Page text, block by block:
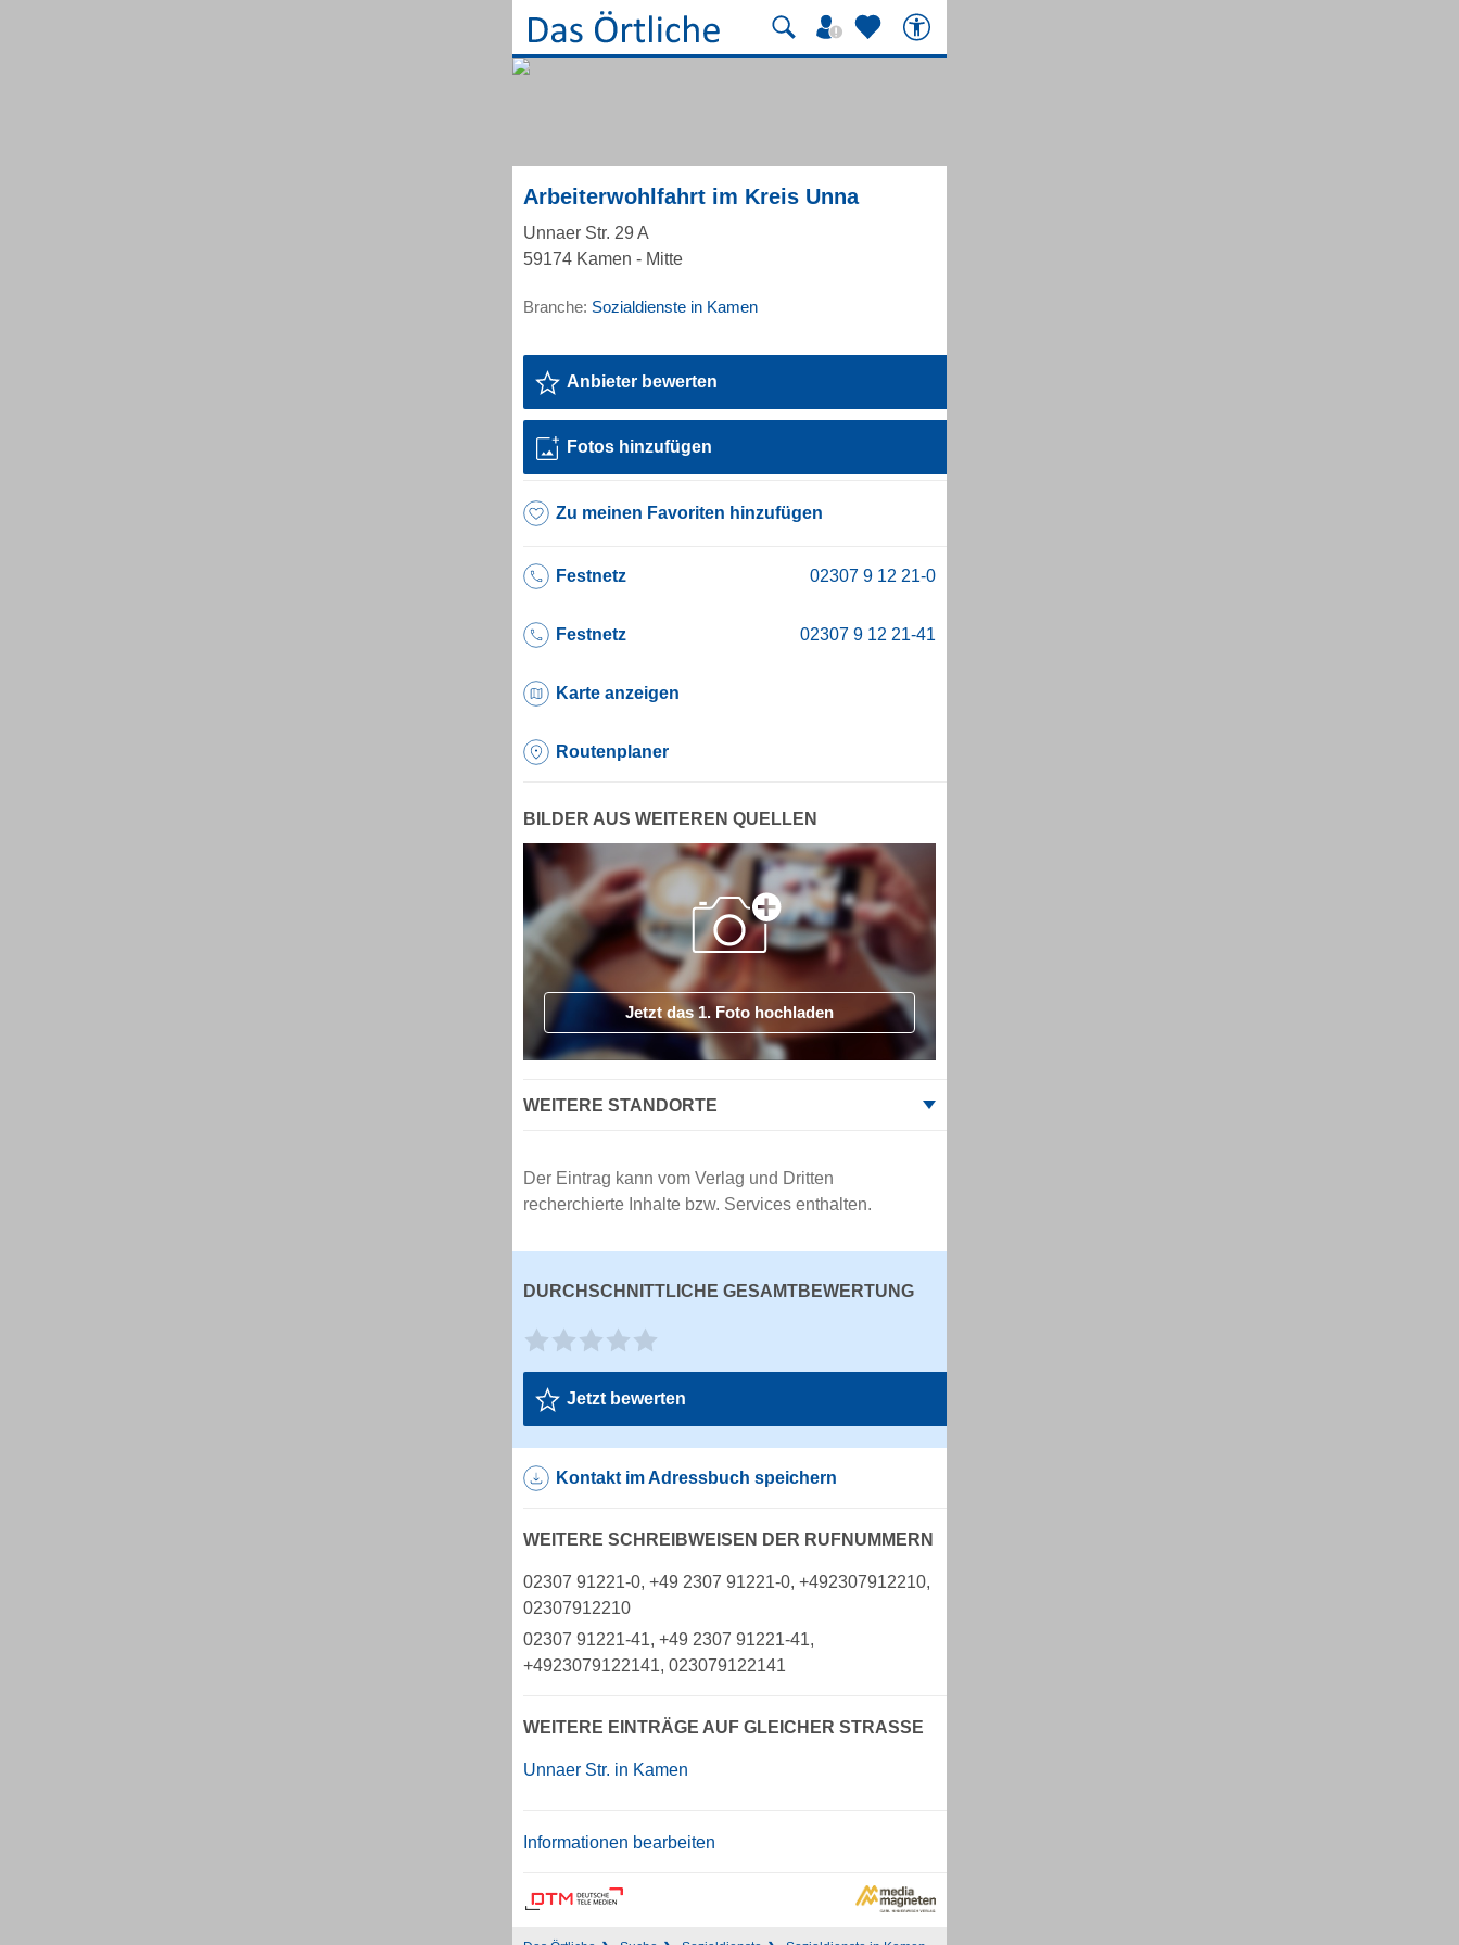
Arbeiterwohlfahrt im Kreis Unna
Unnaer Str. 29 A
59174 Kamen - Mitte
Branche: Sozialdienste in Kamen
Anbieter bewerten
Fotos hinzufügen
Zu meinen Favoriten hinzufügen
Festnetz
Festnetz
Karte anzeigen
Routenplaner
BILDER AUS WEITEREN QUELLEN
Jetzt das 1. Foto hochladen
WEITERE STANDORTE
Der Eintrag kann vom Verlag und Dritten
recherchierte Inhalte bzw. Services enthalten.
DURCHSCHNITTLICHE GESAMTBEWERTUNG
Jetzt bewerten
Kontakt im Adressbuch speichern
WEITERE SCHREIBWEISEN DER RUFNUMMERN
02307 91221-0, +49 2307 91221-0, +492307912210,
02307912210
02307 91221-41, +49 2307 91221-41,
+4923079122141, 023079122141
WEITERE EINTRÄGE AUF GLEICHER STRASSE
Unnaer Str. in Kamen
Informationen bearbeiten